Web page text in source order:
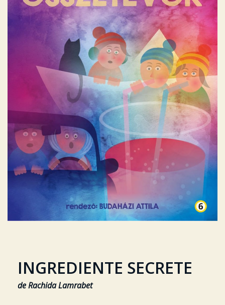
INGREDIENTE SECRETE
de Rachida Lamrabet